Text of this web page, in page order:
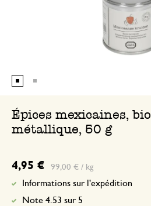
Épices mexicaines,
métallique, 50 g
4,95 € 99,00 € / kg
Informations sur l'expédition
Note 4.53 sur 5